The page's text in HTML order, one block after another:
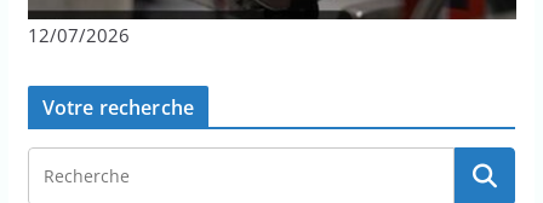
12/07/2026
Votre recherche